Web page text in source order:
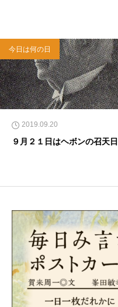
今日は何の日
2019.09.20
９月２１日はヘボンの召天日